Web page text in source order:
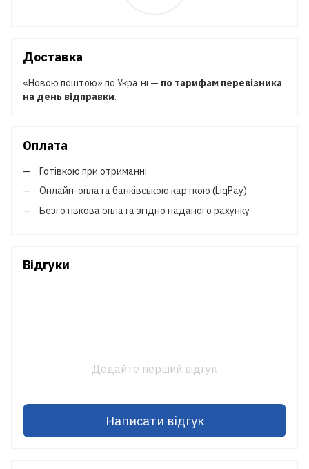
Доставка
«Новою поштою» по Україні — по тарифам перевізника
на день відправки.
Оплата
Готівкою при отриманні
Онлайн-оплата банківською карткою (LiqPay)
Безготівкова оплата згідно наданого рахунку
Відгуки
Додайте перший відгук
Написати відгук